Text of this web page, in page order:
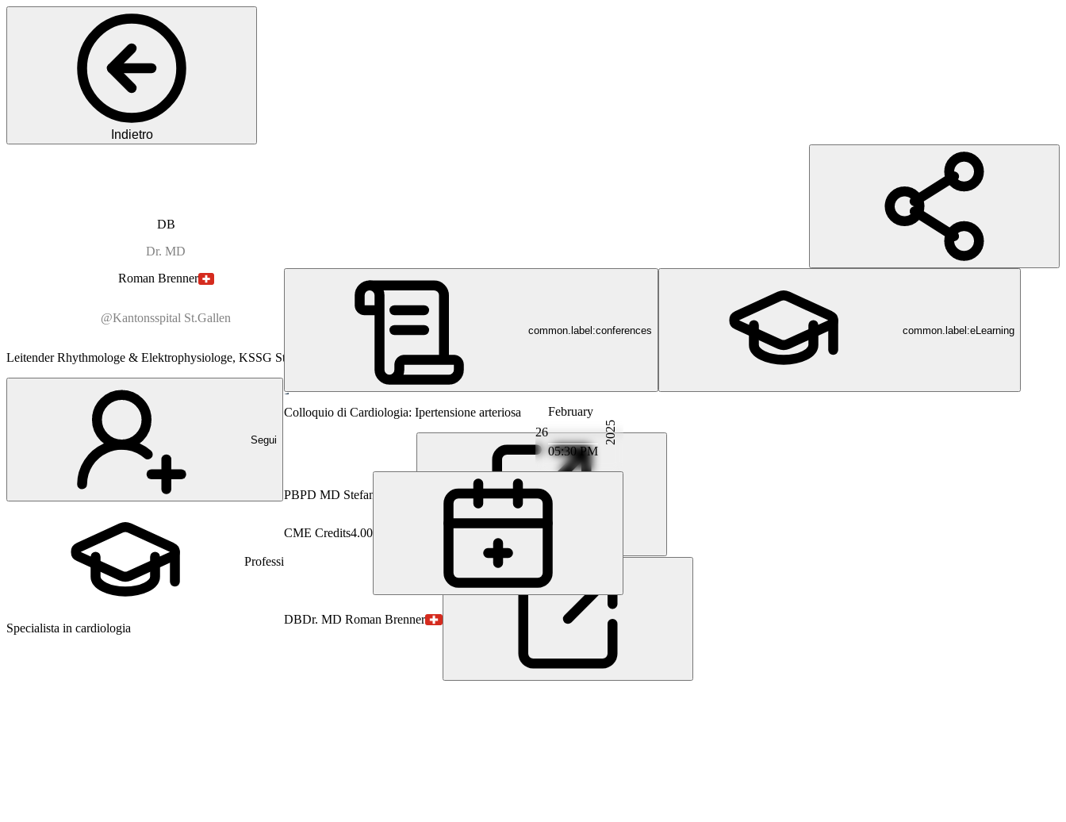
Indietro
DB
Dr. MD
Roman Brenner
@Kantonsspital St.Gallen
Leitender Rhythmologe & Elektrophysiologe, KSSG St. Gallen
Segui
Professione
Specialista in cardiologia
common.label:conferences common.label:eLearning
Cardiologia
26
February
05:30 PM
2025
CME Credits4.00
Colloquio di Cardiologia: Ipertensione arteriosa
PBPD MD Stefan Bilz
DBDr. MD Roman Brenner